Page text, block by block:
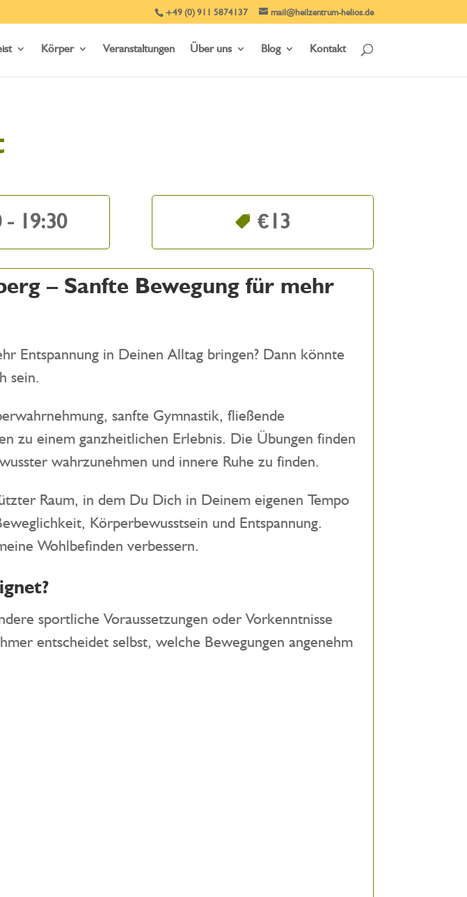
+49 (0) 911 5874137 mail@heilzentrum-helios.de
Körper Veranstaltungen Über uns Blog Kontakt
- 19:30 €13
– Sanfte Bewegung für mehr
Entspannung in Deinen Alltag bringen? Dann könnte
sein.
sanfte Gymnastik, fließende
zu einem ganzheitlichen Erlebnis. Die Übungen finden
wahrzunehmen und innere Ruhe zu finden.
Raum, in dem Du Dich in Deinem eigenen Tempo
Körperbewusstsein und Entspannung.
Wohlbefinden verbessern.
sportliche Voraussetzungen oder Vorkenntnisse
entscheidet selbst, welche Bewegungen angenehm